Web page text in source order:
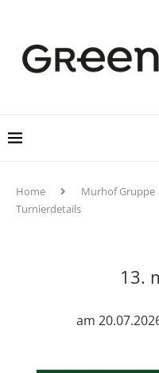
Home Murhof Gruppe
Turnierdetails
13.
am